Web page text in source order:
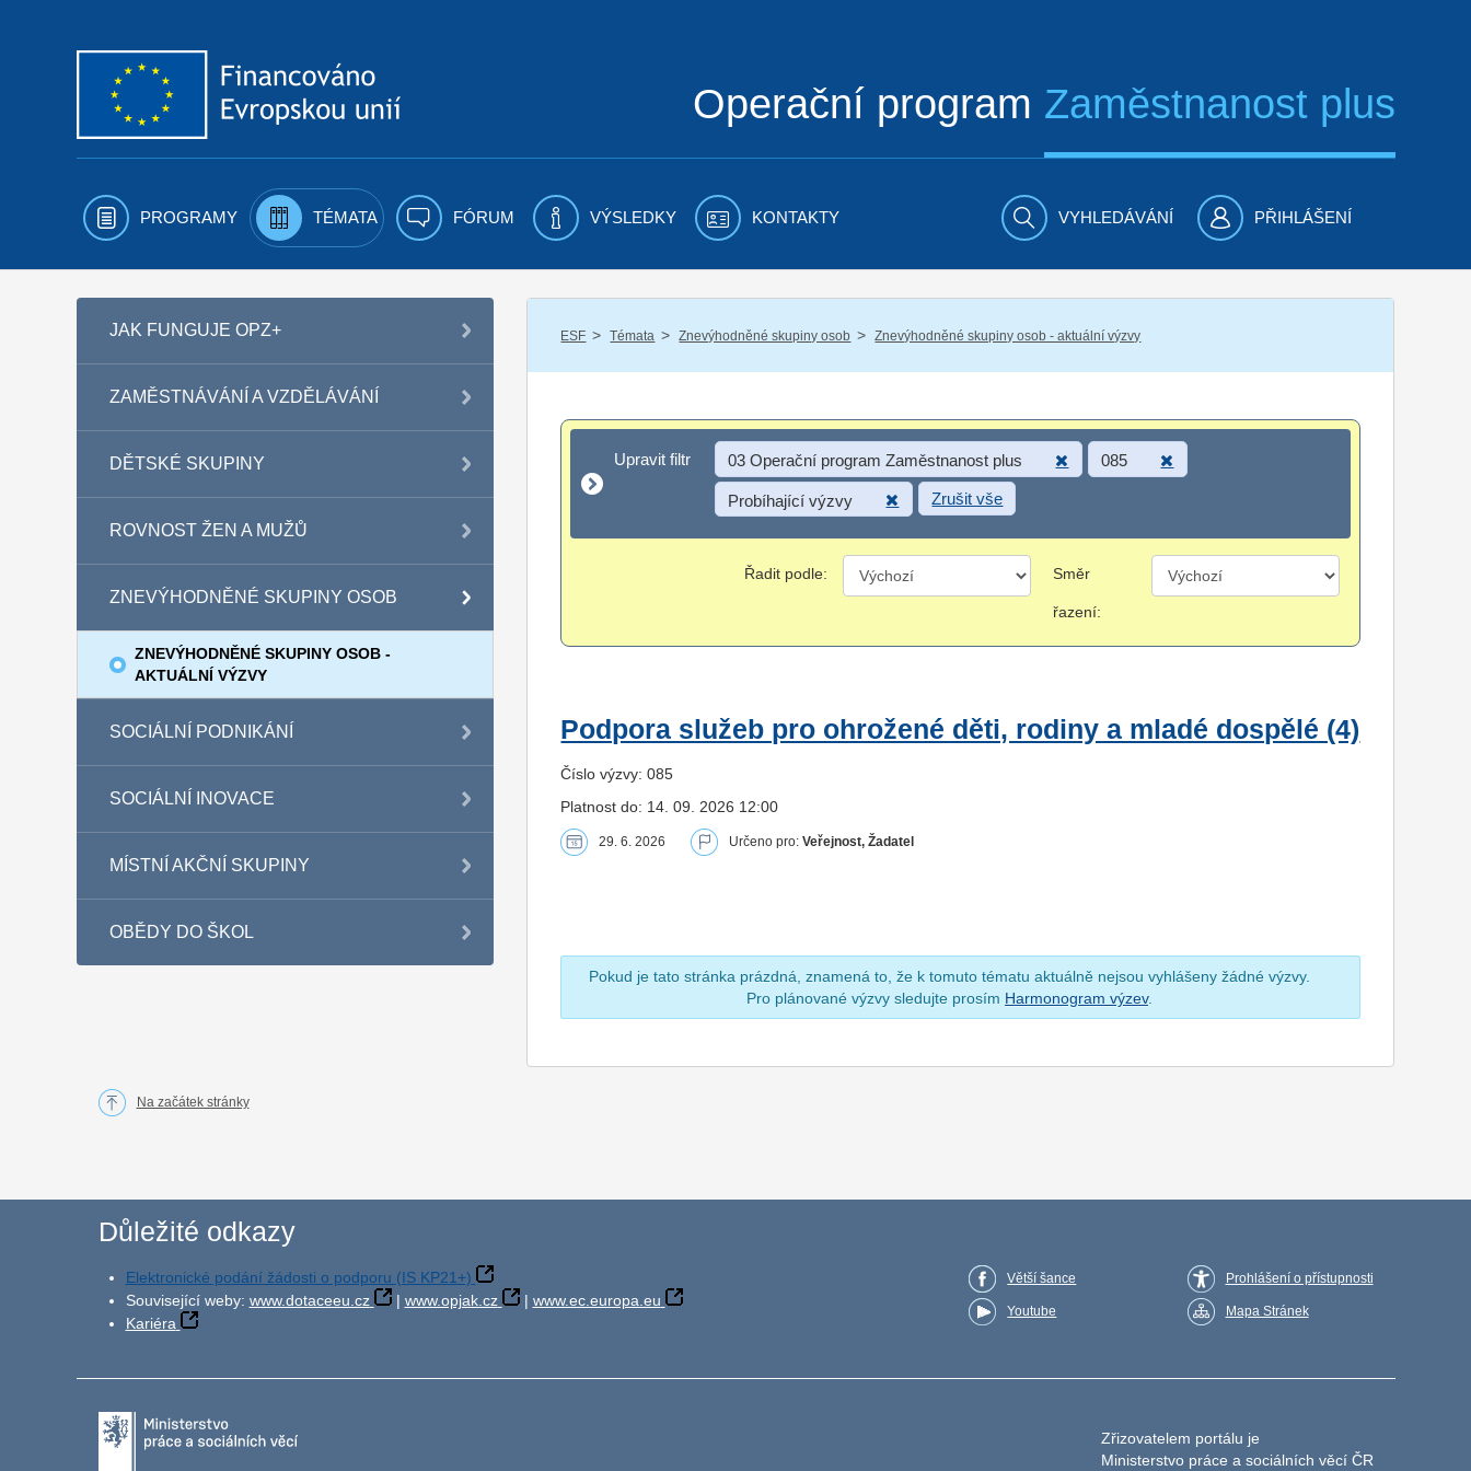
Operační program Zaměstnanost plus
PROGRAMY TÉMATA FÓRUM VÝSLEDKY KONTAKTY VYHLEDÁVÁNÍ PŘIHLÁŠENÍ
JAK FUNGUJE OPZ+
ZAMĚSTNÁVÁNÍ A VZDĚLÁVÁNÍ
DĚTSKÉ SKUPINY
ROVNOST ŽEN A MUŽŮ
ZNEVÝHODNĚNÉ SKUPINY OSOB
ZNEVÝHODNĚNÉ SKUPINY OSOB -
AKTUÁLNÍ VÝZVY
SOCIÁLNÍ PODNIKÁNÍ
SOCIÁLNÍ INOVACE
MÍSTNÍ AKČNÍ SKUPINY
OBĚDY DO ŠKOL
ESF / Témata / Znevýhodněné skupiny osob / Znevýhodněné skupiny osob - aktuální výzvy
Upravit filtr
Upravit filtr 03 Operační program Zaměstnanost plus 085
Probíhající výzvy Zrušit vše
Řadit podle: Směr
řazení:
Podpora služeb pro ohrožené děti, rodiny a mladé dospělé (4)
Číslo výzvy: 085
Platnost do: 14. 09. 2026 12:00
29. 6. 2026 Určeno pro:Veřejnost, Žadatel
Pokud je tato stránka prázdná, znamená to, že k tomuto tématu aktuálně nejsou vyhlášeny žádné výzvy.
Pro plánované výzvy sledujte prosím Harmonogram výzev.
Na začátek stránky
Důležité odkazy
Elektronické podání žádosti o podporu (IS KP21+)
Související weby: www.dotaceeu.cz | www.opjak.cz | www.ec.europa.eu
Kariéra
Větší šance
Youtube
Prohlášení o přístupnosti
Mapa Stránek
Zřizovatelem portálu je
Ministerstvo práce a sociálních věcí ČR